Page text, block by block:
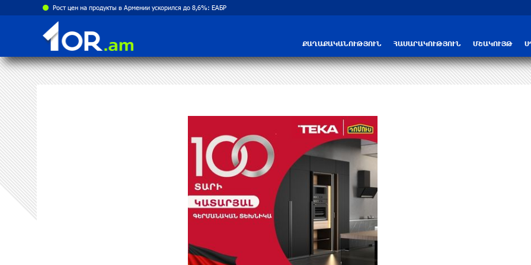
Рост цен на продукты в Армении ускорился до 8,6%: ЕАБР
ՔԱՂԱՔԱԿԱՆՈՒԹՅՈՒՆ ՀԱՍԱՐԱԿՈՒԹՅՈՒՆ ՄՇԱԿՈՒՅԹ